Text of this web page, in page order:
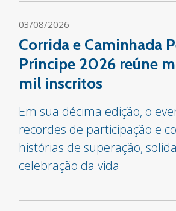
03/08/2026
Corrida e Caminhada
Príncipe 2026 reúne
mil inscritos
Em sua décima edição, o
recordes de participação e
histórias de superação,
celebração da vida